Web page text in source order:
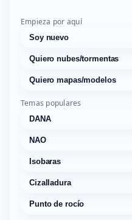
Empieza por aquí
Soy nuevo
Quiero nubes/tormentas
Quiero mapas/modelos
Temas populares
DANA
NAO
Isobaras
Cizalladura
Punto de rocío